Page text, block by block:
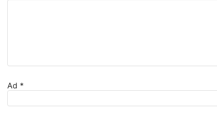
Ad *